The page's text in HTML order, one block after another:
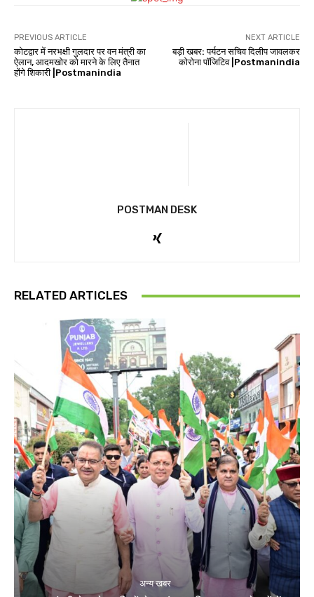
PREVIOUS ARTICLE
कोटद्वार में नरभक्षी गुलदार पर वन मंत्री का
ऐलान, आदमखोर को मारने के लिए तैनात
होंगे शिकारी |Postmanindia
NEXT ARTICLE
बड़ी खबर: पर्यटन सचिव दिलीप जावलकर
कोरोना पॉजिटिव |Postmanindia
POSTMAN DESK
RELATED ARTICLES
अन्य खबर